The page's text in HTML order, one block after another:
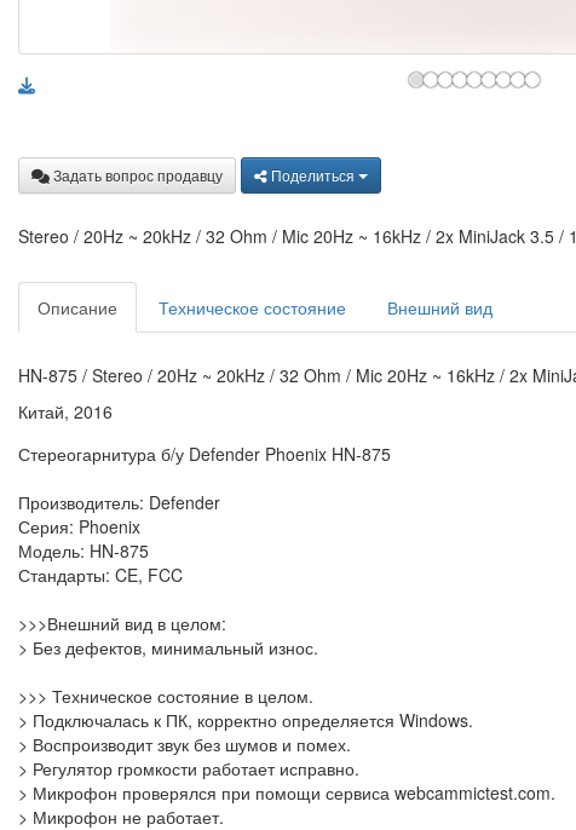
Задать вопрос продавцу Поделиться
Stereo / 20Hz ~ 20kHz / 32 Ohm / Mic 20Hz ~ 16kHz / 2x MiniJack 3.5 /
Описание Техническое состояние Внешний вид
HN-875 / Stereo / 20Hz ~ 20kHz / 32 Ohm / Mic 20Hz ~ 16kHz / 2x
Китай, 2016
Стереогарнитура б/у Defender Phoenix HN-875
Производитель: Defender
Серия: Phoenix
Модель: HN-875
Стандарты: CE, FCC
>>>Внешний вид в целом:
> Без дефектов, минимальный износ.
>>> Техническое состояние в целом.
> Подключалась к ПК, корректно определяется Windows.
> Воспроизводит звук без шумов и помех.
> Регулятор громкости работает исправно.
> Микрофон проверялся при помощи сервиса webcammictest.com.
> Микрофон не работает.